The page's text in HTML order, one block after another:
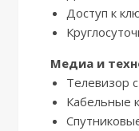
Доступ к
Медиа и
Телевизор
Кабельные